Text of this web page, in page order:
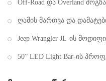
Off-Road და Overland
ღამის მართვა და
Jeep Wrangler JL-ის
50” LED Light Bar-ის